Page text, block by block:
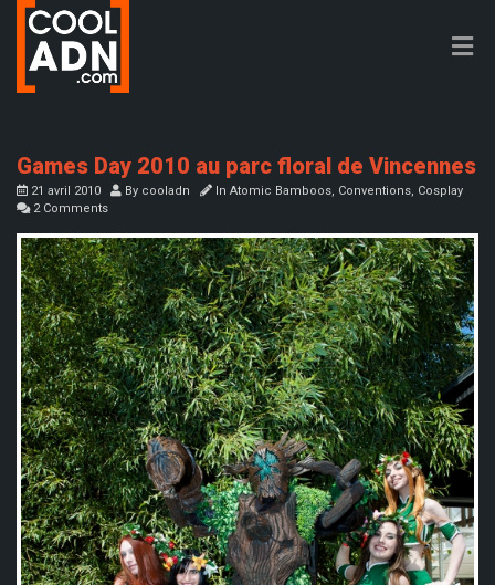
Games Day 2010 au parc floral de Vincennes
21 avril 2010 By cooladn In Atomic Bamboos, Conventions, Cosplay
2 Comments